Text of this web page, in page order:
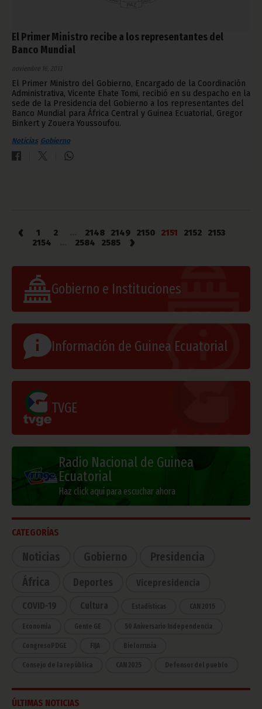
El Primer Ministro recibe a los representantes del
Banco Mundial
noviembre 16, 2013
El Primer Ministro del Gobierno, Encargado de la Coordinación
Administrativa, Vicente Ehate Tomi, recibió en su despacho en la
sede de la Presidencia del Gobierno a los representantes del
Banco Mundial para África Central y Guinea Ecuatorial, Gregor
Binkert y Zouera Youssoufou.
Noticias Gobierno
‹ 1 2 2148 2149 2150 2151 2152
2153
2154
2584 2585 ›
Gobierno e Instituciones
Información de Guinea Ecuatorial
TVGE
Radio Nacional de Guinea
Ecuatorial
Haz click aquí para escuchar ahora
CATEGORÍAS
Noticias Gobierno
Presidencia
África
Deportes Vicepresidencia
COVID-19 Cultura Estadísticas CAN 2015
Economía Gente GE 50 Aniversario Independencia
CongresoPDGE FIJA Bielorrusia
Consejo de la república CAN 2025 Defensor del pueblo
ÚLTIMAS NOTICIAS